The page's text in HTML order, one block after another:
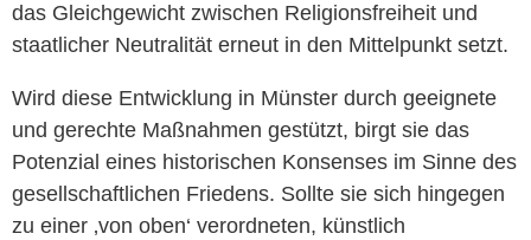
das Gleichgewicht zwischen Religionsfreiheit und
staatlicher Neutralität erneut in den Mittelpunkt setzt.
Wird diese Entwicklung in Münster durch geeignete
und gerechte Maßnahmen gestützt, birgt sie das
Potenzial eines historischen Konsenses im Sinne des
gesellschaftlichen Friedens. Sollte sie sich hingegen
zu einer ‚von oben‘ verordneten, künstlich